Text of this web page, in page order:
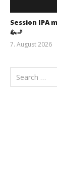
Session IPA
🦗🚬
7. August 2026